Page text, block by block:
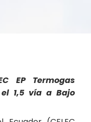
EP Termogas
1,5 vía a Bajo